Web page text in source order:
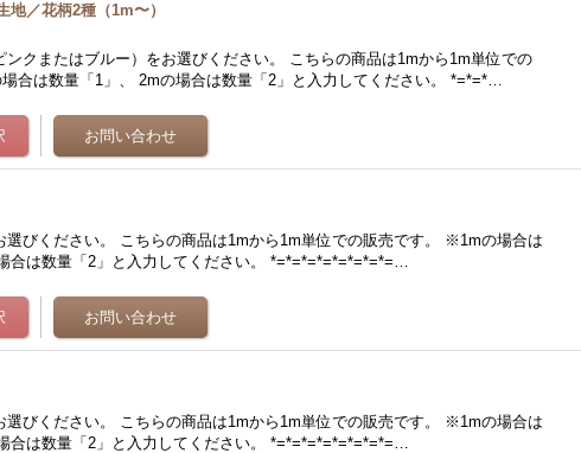
地／花柄2種（1m〜）
ンクまたはブルー）をお選びください。 こちらの商品は1mから1m単位での
合は数量「1」、 2mの場合は数量「2」と入力してください。 *=*=*…
選びください。 こちらの商品は1mから1m単位での販売です。 ※1mの場合は
合は数量「2」と入力してください。 *=*=*=*=*=*=*=*=…
選びください。 こちらの商品は1mから1m単位での販売です。 ※1mの場合は
合は数量「2」と入力してください。 *=*=*=*=*=*=*=*=…